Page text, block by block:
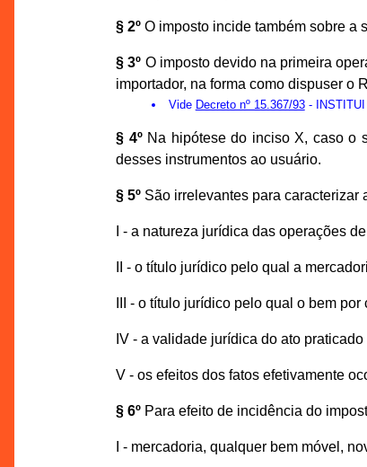
§ 2º O imposto incide também sobre a
§ 3º O imposto devido na primeira
importador, na forma como dispuser o
Vide Decreto nº 15.367/93- INSTITUI
§ 4ºNa hipótese do inciso X, caso o
desses instrumentos ao usuário.
§ 5º São irrelevantes para
I - a natureza jurídica das operações
II - o título jurídico pelo qual a
III - o título jurídico pelo qual o bem
IV - a validade jurídica do ato
V - os efeitos dos fatos efetivamente
§ 6º Para efeito de incidência do
I - mercadoria, qualquer bem móvel,